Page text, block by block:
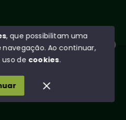
disponíveis para te ajudar.
Sítios Imóveis - Todos os
, que possibilitam uma
navegação.Ao continuar,
de cookies.